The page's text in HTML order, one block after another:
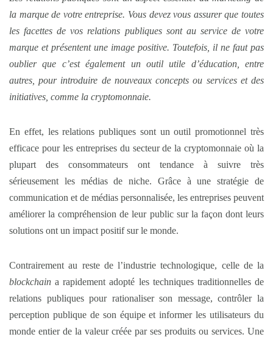
la marque de votre entreprise. Vous devez vous assurer que toutes
les facettes de vos relations publiques sont au service de votre
marque et présentent une image positive. Toutefois, il ne faut pas
oublier que c’est également un outil utile d’éducation, entre
autres, pour introduire de nouveaux concepts ou services et des
initiatives, comme la cryptomonnaie.
En effet, les relations publiques sont un outil promotionnel très
efficace pour les entreprises du secteur de la cryptomonnaie où la
plupart des consommateurs ont tendance à suivre très
sérieusement les médias de niche. Grâce à une stratégie de
communication et de médias personnalisée, les entreprises peuvent
améliorer la compréhension de leur public sur la façon dont leurs
solutions ont un impact positif sur le monde.
Contrairement au reste de l’industrie technologique, celle de la
blockchain a rapidement adopté les techniques traditionnelles de
relations publiques pour rationaliser son message, contrôler la
perception publique de son équipe et informer les utilisateurs du
monde entier de la valeur créée par ses produits ou services. Une